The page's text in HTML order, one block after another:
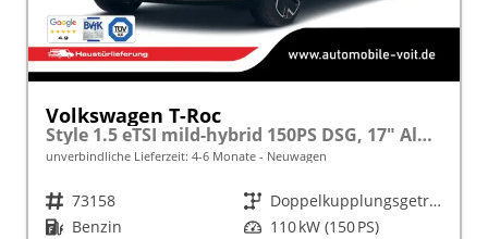
Volkswagen T-Roc
Style 1.5 eTSI mild-hybrid 150PS DSG, 17" Alu, ErgoActive Sitze + Massage, Sitzheizung, M-Lederlenkrad beheizt, Keyless, Digital Cockpit Pro, Alarmanlage, ACC Tempomat, 3Z-Climatronic, ParkAssist Kamera, Radio 12,9"/Wireless App-Connect, LED-Scheinwerfer PLUS
unverbindliche Lieferzeit: 4-6 Monate Neuwagen
Fahrzeugnr. 73158 Getriebe
Doppelkupplungsgetriebe (DSG)
Kraftstoff Benzin Leistung 110 kW (150 PS)